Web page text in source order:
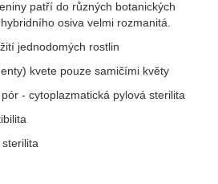
patří do různých botanických
osiva velmi rozmanitá.
jednodomých rostlin
kvete pouze samičími květy
- cytoplazmatická pylová sterilita